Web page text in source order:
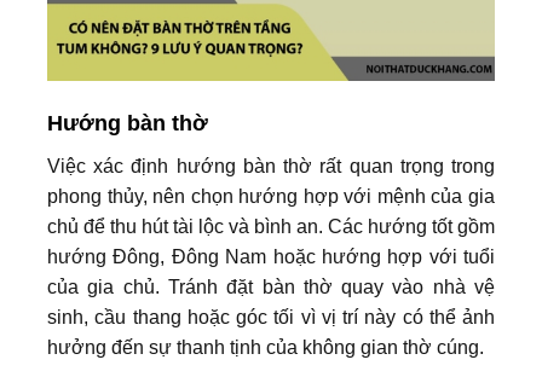
Hướng bàn thờ
Việc xác định hướng bàn thờ rất quan trọng trong
phong thủy, nên chọn hướng hợp với mệnh của gia
chủ để thu hút tài lộc và bình an. Các hướng tốt gồm
hướng Đông, Đông Nam hoặc hướng hợp với tuổi
của gia chủ. Tránh đặt bàn thờ quay vào nhà vệ
sinh, cầu thang hoặc góc tối vì vị trí này có thể ảnh
hưởng đến sự thanh tịnh của không gian thờ cúng.